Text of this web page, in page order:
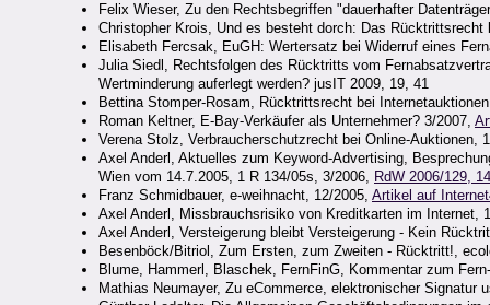
Felix Wieser, Zu den Rechtsbegriffen "dauerhafter
Christopher Krois, Und es besteht dorch: Das Rücktrittsrecht
Elisabeth Fercsak, EuGH: Wertersatz bei Widerruf eines
Julia Siedl, Rechtsfolgen des Rücktritts vom
Wertminderung auferlegt werden? jusIT 2009, 19, 41
Bettina Stomper-Rosam, Rücktrittsrecht bei
Roman Keltner, E-Bay-Verkäufer als Unternehmer? 3/2007,
Verena Stolz, Verbraucherschutzrecht bei Online-
Axel Anderl, Aktuelles zum Keyword-Advertising,
Wien vom 14.7.2005, 1 R 134/05s, 3/2006, RdW 2006/129,
Franz Schmidbauer, e-weihnacht, 12/2005, Artikel auf
Axel Anderl, Missbrauchsrisiko von Kreditkarten im Internet,
Axel Anderl, Versteigerung bleibt Versteigerung - Kein
Besenböck/Bitriol, Zum Ersten, zum Zweiten - Rücktritt!,
Blume, Hammerl, Blaschek, FernFinG, Kommentar zum
Mathias Neumayer, Zu eCommerce, elektronischer Signatur